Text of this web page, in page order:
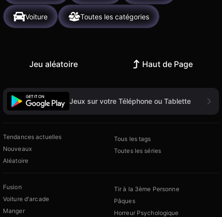
Voiture Toutes les catégories
Jeu aléatoire Haut de Page
Jeux sur votre Téléphone ou Tablette
Tendances actuelles
Nouveaux
Aléatoire
Tous les tags
Toutes les séries
Fusion
Voiture d'arcade
Manger
Tir à la 3ème Personne
Pâques
Horreur Psychologique